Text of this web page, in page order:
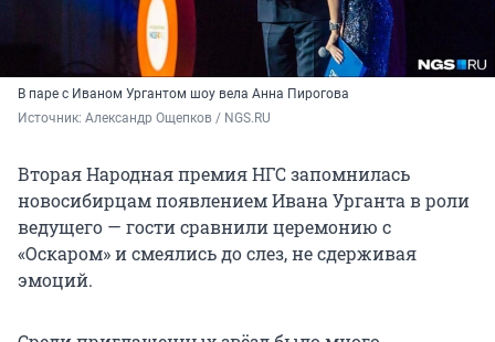
В паре с Иваном Ургантом шоу вела Анна Пирогова
Источник: Александр Ощепков / NGS.RU
Вторая Народная премия НГС запомнилась
новосибирцам появлением Ивана Урганта в роли
ведущего — гости сравнили церемонию с
«Оскаром» и смеялись до слез, не сдерживая
эмоций.